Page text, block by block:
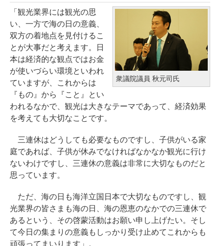
衆議院議員 秋元司氏
「観光業界には観光の思
い、一方で海の日の意義、
双方の着地点を見付けるこ
とが大事だと考えます。日
本は経済的な観点ではお金
が使いづらい環境といわれ
ていますが、これからは
『もの』から『こと』とい
われるなかで、観光は大きなテーマであって、経済効果
を考えても大切なことです。
三連休はどうしても必要なものですし、子供がいる家
庭であれば、子供が休みでなければなかなか観光に行け
ないわけですし、三連休の意義は非常に大切なものだと
思っています。
ただ、海の日も海洋立国日本で大切なものですし、観
光業界の皆さまも海の日、海の恩恵のなかでの三連休で
あるという、その啓蒙活動はお願い申し上げたい。そし
て今日の集まりの意義もしっかり受け止めてこれからも
頑張ってまいります」。